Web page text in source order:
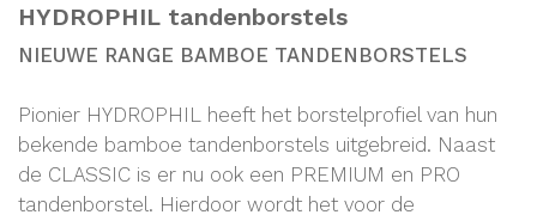
HYDROPHIL tandenborstels
NIEUWE RANGE BAMBOE TANDENBORSTELS
Pionier HYDROPHIL heeft het borstelprofiel van hun
bekende bamboe tandenborstels uitgebreid. Naast
de CLASSIC is er nu ook een PREMIUM en PRO
tandenborstel. Hierdoor wordt het voor de